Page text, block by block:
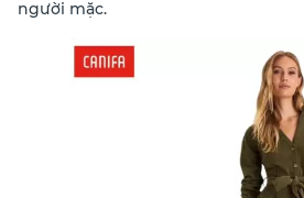
người mặc.